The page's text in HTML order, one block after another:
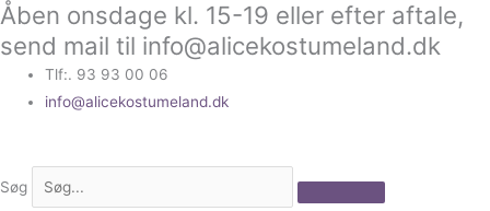
Gå
til
indholdet
Åben onsdage kl. 15-19 eller efter aftale,
send mail til info@alicekostumeland.dk
Tlf:. 93 93 00 06
info@alicekostumeland.dk
Søg